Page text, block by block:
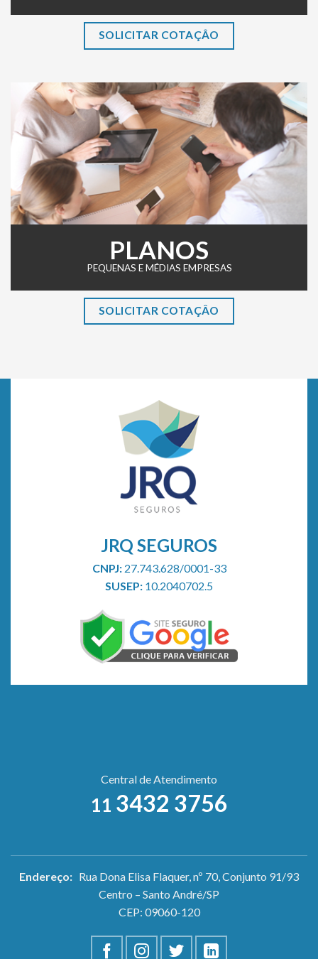
SOLICITAR COTAÇÂO
PLANOS
PEQUENAS E MÉDIAS EMPRESAS
SOLICITAR COTAÇÂO
JRQ SEGUROS
CNPJ:27.743.628/0001-33
SUSEP: 10.2040702.5
Central de Atendimento
11 3432 3756
Endereço: Rua Dona Elisa Flaquer, nº 70, Conjunto 91/93
Centro – Santo André/SP
CEP: 09060-120